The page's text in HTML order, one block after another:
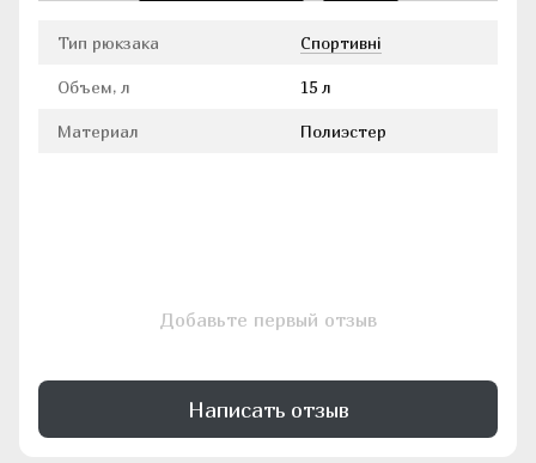
Тип рюкзака Cпортивні
Объем, л 15 л
Материал Полиэстер
Добавьте первый отзыв
Написать отзыв